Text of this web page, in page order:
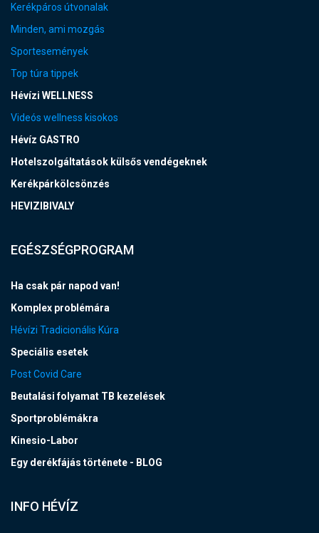
Kerékpáros útvonalak
Minden, ami mozgás
Sportesemények
Top túra tippek
Hévízi WELLNESS
Videós wellness kisokos
Hévíz GASTRO
Hotelszolgáltatások külsős vendégeknek
Kerékpárkölcsönzés
HEVIZIBIVALY
EGÉSZSÉGPROGRAM
Ha csak pár napod van!
Komplex problémára
Hévízi Tradicionális Kúra
Speciális esetek
Post Covid Care
Beutalási folyamat TB kezelések
Sportproblémákra
Kinesio-Labor
Egy derékfájás története - BLOG
INFO HÉVÍZ